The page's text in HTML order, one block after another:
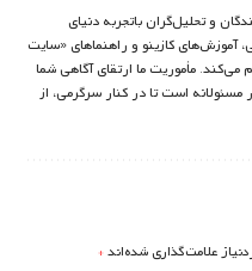
و تحلیل‌گران باتجربه دنیای
آموزش‌های کازینو و راهنماهای «سایت
می‌کند. مأموریت ما ارتقای آگاهی شما
است تا در کنار سرگرمی، از
علامت‌گذاری شده‌اند*